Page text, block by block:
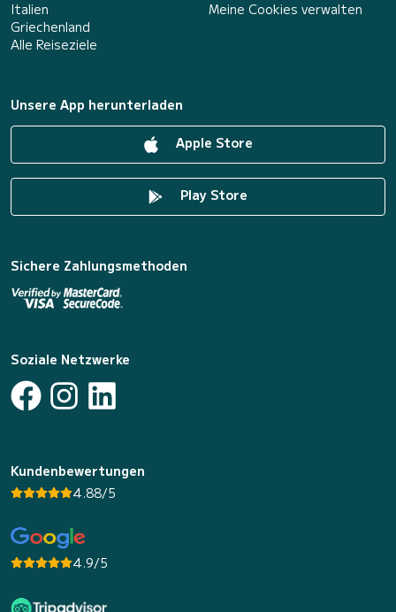
Italien
Griechenland
Alle Reiseziele
Meine Cookies verwalten
Unsere App herunterladen
Apple Store
Play Store
Sichere Zahlungsmethoden
Soziale Netzwerke
Kundenbewertungen
4.88/5
4.9/5